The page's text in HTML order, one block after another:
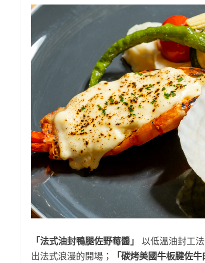
「法式油封鴨腿佐野莓醬」
以低溫油封工
出法式浪漫的開場；
「碳烤美國牛板腱佐牛